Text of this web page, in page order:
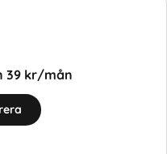
39 kr/mån